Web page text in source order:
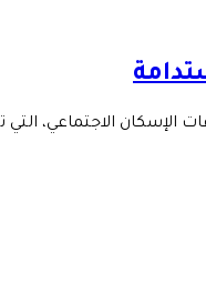
الاجتماعي، التي